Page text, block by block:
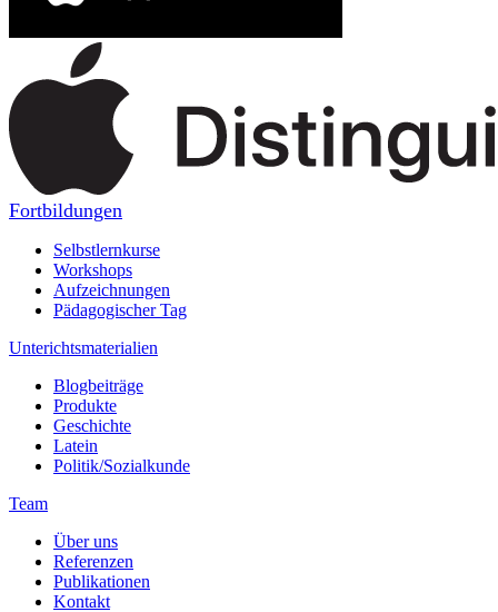
Fortbildungen
Selbstlernkurse
Workshops
Aufzeichnungen
Pädagogischer Tag
Unterichtsmaterialien
Blogbeiträge
Produkte
Geschichte
Latein
Politik/Sozialkunde
Team
Über uns
Referenzen
Publikationen
Kontakt